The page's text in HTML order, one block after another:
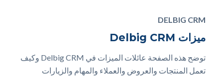
DELBIG CRM
ميزات Delbig CRM
توضح هذه الصفحة عائلات الميزات في Delbig CRM وكيف
تعمل المنتجات والعروض والعملاء والمهام والزيارات